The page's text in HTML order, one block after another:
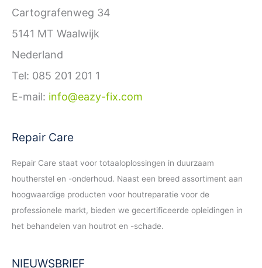
Cartografenweg 34
5141 MT Waalwijk
Nederland
Tel: 085 201 201 1
E-mail: info@eazy-fix.com
Repair Care
Repair Care staat voor totaaloplossingen in duurzaam
houtherstel en -onderhoud. Naast een breed assortiment aan
hoogwaardige producten voor houtreparatie voor de
professionele markt, bieden we gecertificeerde opleidingen in
het behandelen van houtrot en -schade.
NIEUWSBRIEF